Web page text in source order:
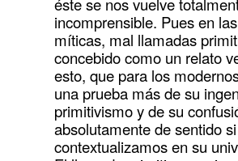
incomprensible. Pues en
míticas, mal llamadas
concebido como un relato
esto, que para los
una prueba más de su
primitivismo y de su
absolutamente de sentido
contextualizamos en su